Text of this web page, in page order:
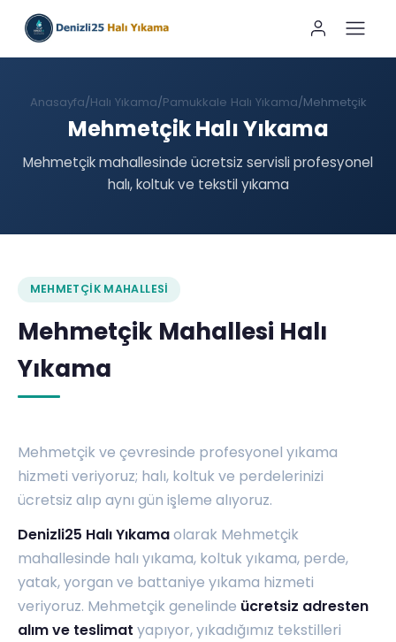
Anasayfa Halı Yıkama Pamukkale Halı Yıkama Mehmetçik
Mehmetçik Halı Yıkama
Mehmetçik mahallesinde ücretsiz servisli profesyonel
halı, koltuk ve tekstil yıkama
MEHMETÇIK MAHALLESI
Mehmetçik Mahallesi Halı
Yıkama
Mehmetçik ve çevresinde profesyonel yıkama
hizmeti veriyoruz; halı, koltuk ve perdelerinizi
ücretsiz alıp aynı gün işleme alıyoruz.
Denizli25 Halı Yıkamaolarak Mehmetçik
mahallesinde halı yıkama, koltuk yıkama, perde,
yatak, yorgan ve battaniye yıkama hizmeti
veriyoruz. Mehmetçik genelinde ücretsiz adresten
alım ve teslimat yapıyor, yıkadığımız tekstilleri